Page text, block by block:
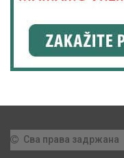
Сва права задржана